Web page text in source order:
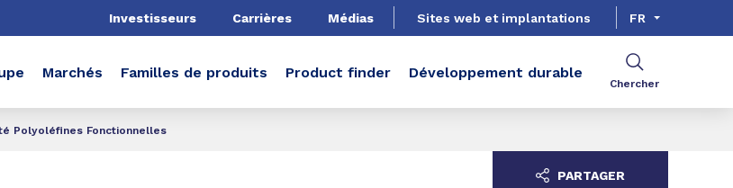
Investisseurs Carrières Médias Sites web et implantations FR
Marchés Familles de produits Product finder Développement durable
Chercher
Polyoléfines Fonctionnelles
PARTAGER